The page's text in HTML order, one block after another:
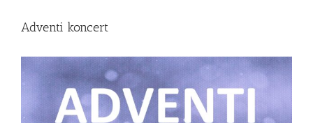
Adventi koncert